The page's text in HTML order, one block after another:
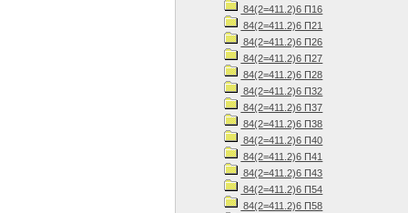
84(2=411.2)6 П16
84(2=411.2)6 П21
84(2=411.2)6 П26
84(2=411.2)6 П27
84(2=411.2)6 П28
84(2=411.2)6 П32
84(2=411.2)6 П37
84(2=411.2)6 П38
84(2=411.2)6 П40
84(2=411.2)6 П41
84(2=411.2)6 П43
84(2=411.2)6 П54
84(2=411.2)6 П58